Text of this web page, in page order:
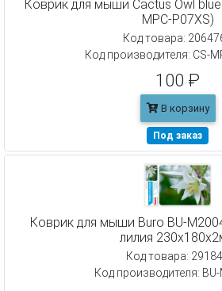
Коврик для мыши Cactus Owl
MPC-P07XS)
Код товара:
Код производителя: CS-
100 ₽
В корзину
Под заказ
Коврик для мыши Buro BU-
лилия
Код товара:
Код производителя: BU-